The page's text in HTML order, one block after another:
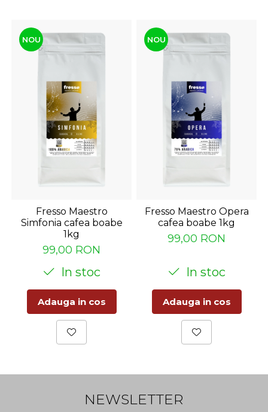
NOU
Fresso Maestro
Simfonia cafea boabe
1kg
99,00 RON
In stoc
Adauga in cos
NOU
Fresso Maestro Opera
cafea boabe 1kg
99,00 RON
In stoc
Adauga in cos
NEWSLETTER